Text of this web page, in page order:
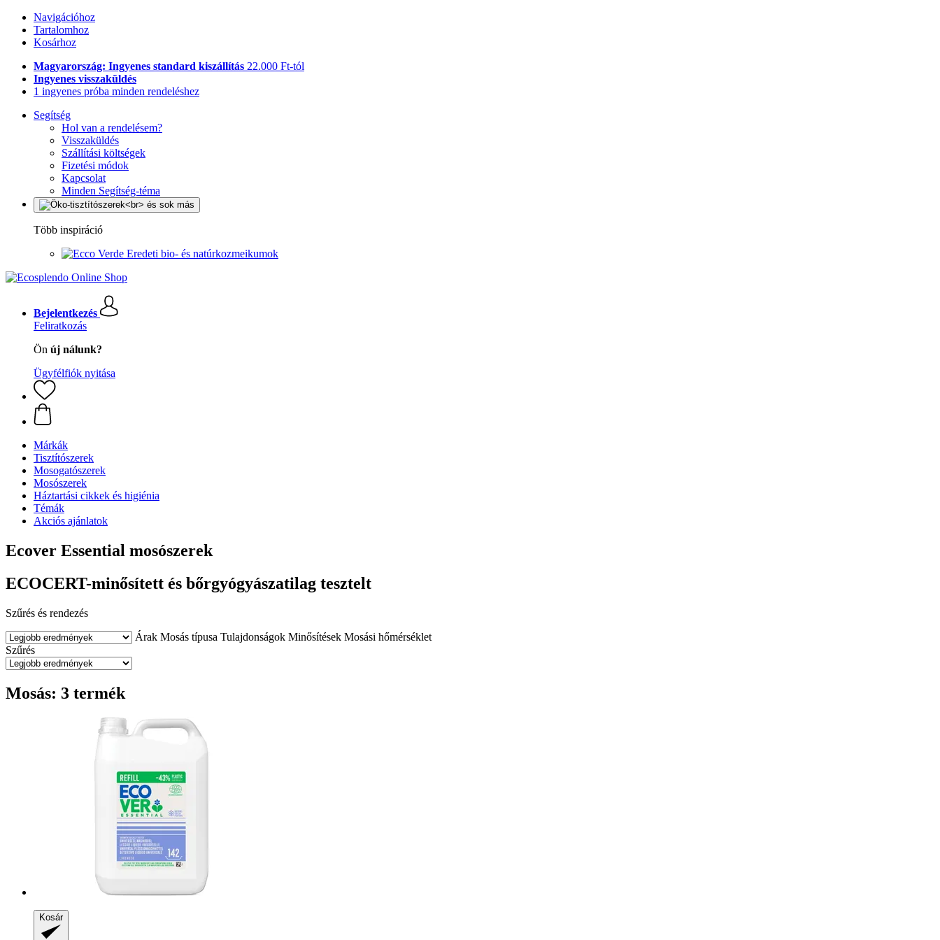
Navigációhoz
Tartalomhoz
Kosárhoz
Magyarország: Ingyenes standard kiszállítás 22.000 Ft-tól
Ingyenes visszaküldés
1 ingyenes próba minden rendeléshez
Segítség
Hol van a rendelésem?
Visszaküldés
Szállítási költségek
Fizetési módok
Kapcsolat
Minden Segítség-téma
Több inspiráció
Eredeti bio- és natúrkozmeikumok
Bejelentkezés
Feliratkozás
Ön új nálunk?
Ügyfélfiók nyitása
Márkák
Tisztítószerek
Mosogatószerek
Mosószerek
Háztartási cikkek és higiénia
Témák
Akciós ajánlatok
Ecover Essential mosószerek
ECOCERT-minősített és bőrgyógyászatilag tesztelt
Szűrés és rendezés
Árak Mosás típusa Tulajdonságok Minősítések Mosási hőmérséklet
Szűrés
Mosás: 3 termék
Kosár